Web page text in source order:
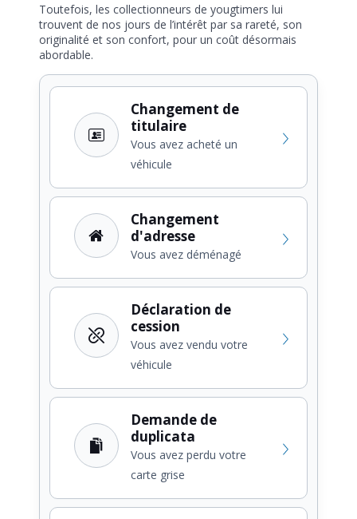
Toutefois, les collectionneurs de yougtimers lui
trouvent de nos jours de l’intérêt par sa rareté, son
originalité et son confort, pour un coût désormais
abordable.
Changement de
titulaire
Vous avez acheté un
véhicule
Changement
d'adresse
Vous avez déménagé
Déclaration de
cession
Vous avez vendu votre
véhicule
Demande de
duplicata
Vous avez perdu votre
carte grise